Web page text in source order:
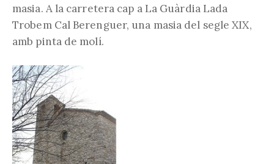
masia. A la carretera cap a La Guàrdia Lada
Trobem Cal Berenguer, una masia del segle XIX,
amb pinta de molí.